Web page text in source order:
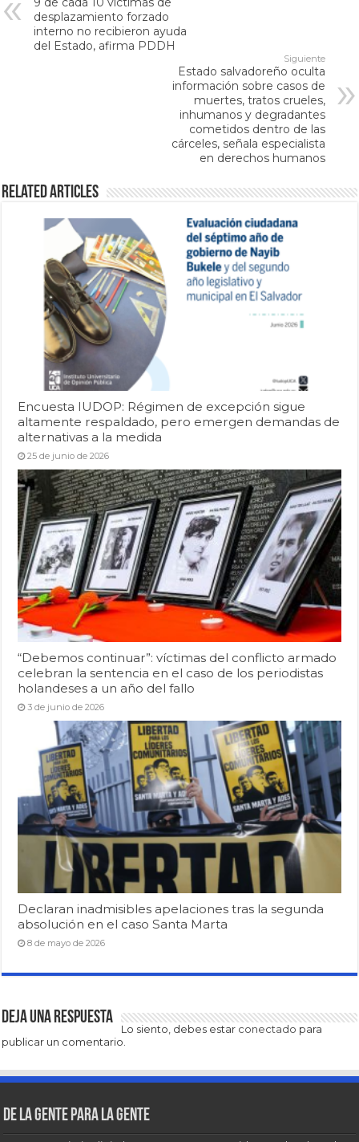
desplazamiento forzado
interno no recibieron ayuda
del Estado, afirma PDDH
Siguiente
Estado salvadoreño oculta
información sobre casos de
muertes, tratos crueles,
inhumanos y degradantes
cometidos dentro de las
cárceles, señala especialista
en derechos humanos
Related Articles
Encuesta IUDOP: Régimen de excepción sigue
altamente respaldado, pero emergen demandas de
alternativas a la medida
25 de junio de 2026
“Debemos continuar”: víctimas del conflicto armado
celebran la sentencia en el caso de los periodistas
holandeses a un año del fallo
3 de junio de 2026
Declaran inadmisibles apelaciones tras la segunda
absolución en el caso Santa Marta
8 de mayo de 2026
Deja una respuesta
Lo siento, debes estar conectado para
publicar un comentario.
De la gente para la gente